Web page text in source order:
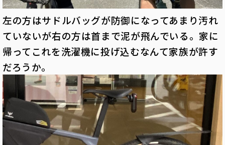
左の方はサドルバッグが防御になってあまり汚れ
ていないが右の方は首まで泥が飛んでいる。家に
帰ってこれを洗濯機に投げ込むなんて家族が許す
だろうか。